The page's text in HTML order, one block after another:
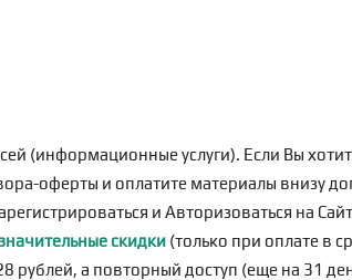
(информационные услуги). Если Вы
оферты и оплатите материалы внизу
и Авторизоваться на
скидки (только при оплате в
рублей, а повторный доступ (еще на 31